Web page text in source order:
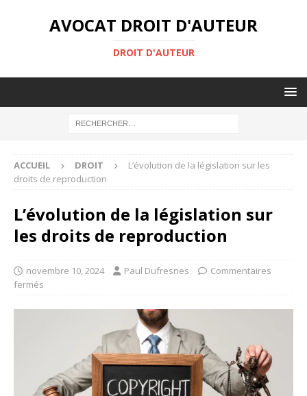
AVOCAT DROIT D'AUTEUR
DROIT D'AUTEUR
ACCUEIL DROIT
L’évolution de la législation sur les
droits de reproduction
L’évolution de la législation sur
les droits de reproduction
novembre 10, 2024 Paul Dufresnes
Commentaires
fermés